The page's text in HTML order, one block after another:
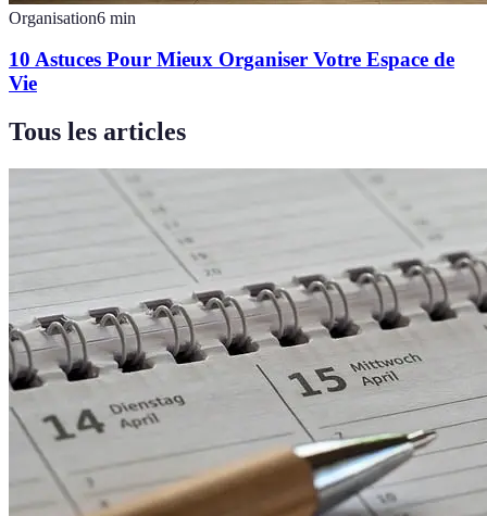
Organisation6 min
10 Astuces Pour Mieux Organiser Votre Espace de
Vie
Tous les articles